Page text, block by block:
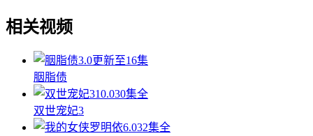
相关视频
3.0更新至16集
胭脂债
10.030集全
双世宠妃3
6.032集全